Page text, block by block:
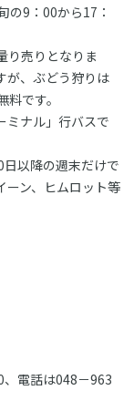
9：00から17：
売りとなりま
が、ぶどう狩りは
です。
ナル」行バスで
以降の週末だけで
ーン、ヒムロット等
電話は048－963